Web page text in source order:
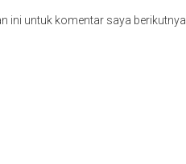
ini untuk komentar saya berikutnya.